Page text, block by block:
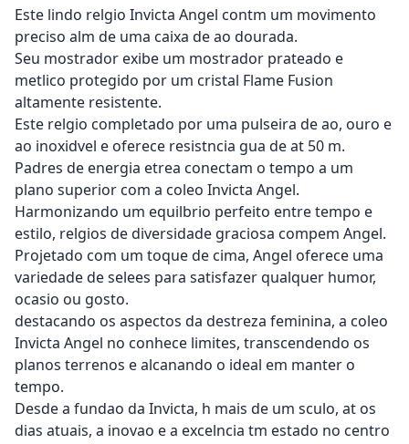
Este lindo relgio Invicta Angel contm um movimento
preciso alm de uma caixa de ao dourada.
Seu mostrador exibe um mostrador prateado e
metlico protegido por um cristal Flame Fusion
altamente resistente.
Este relgio completado por uma pulseira de ao, ouro e
ao inoxidvel e oferece resistncia gua de at 50 m.
Padres de energia etrea conectam o tempo a um
plano superior com a coleo Invicta Angel.
Harmonizando um equilbrio perfeito entre tempo e
estilo, relgios de diversidade graciosa compem Angel.
Projetado com um toque de cima, Angel oferece uma
variedade de selees para satisfazer qualquer humor,
ocasio ou gosto.
destacando os aspectos da destreza feminina, a coleo
Invicta Angel no conhece limites, transcendendo os
planos terrenos e alcanando o ideal em manter o
tempo.
Desde a fundao da Invicta, h mais de um sculo, at os
dias atuais, a inovao e a excelncia tm estado no centro